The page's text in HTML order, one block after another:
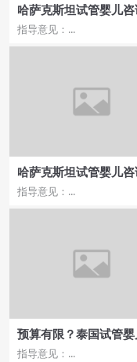
哈萨克斯坦试管婴儿咨
构发展前景分析
指导意见：...
哈萨克斯坦试管婴儿咨
业医院费用解析
指导意见：...
预算有限？泰国试管婴
用和成功率盘点！
指导意见：...